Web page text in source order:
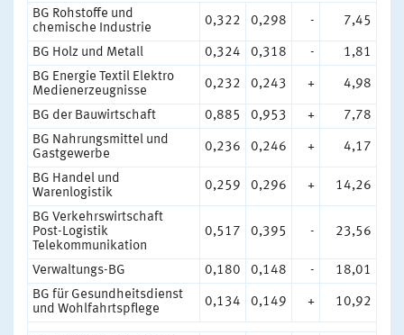
BG Rohstoffe und
chemische Industrie
0,322 0,298 - 7,45
BG Holz und Metall 0,324 0,318 -
1,81
BG Energie Textil Elektro
Medienerzeugnisse
0,232 0,243 + 4,98
BG der Bauwirtschaft 0,885 0,953 +
7,78
BG Nahrungsmittel und
Gastgewerbe
0,236 0,246 + 4,17
BG Handel und
Warenlogistik
0,259 0,296 + 14,26
BG Verkehrswirtschaft
Post-Logistik
Telekommunikation
0,517 0,395 - 23,56
Verwaltungs-BG 0,180 0,148 -
18,01
BG für Gesundheitsdienst
und Wohlfahrtspflege
0,134 0,149 + 10,92